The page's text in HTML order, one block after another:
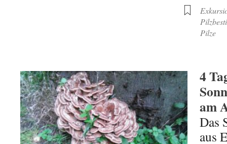
Pilze
4
am
Das
aus